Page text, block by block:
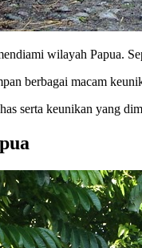
wilayah Papua.
berbagai macam
serta keunikan yang